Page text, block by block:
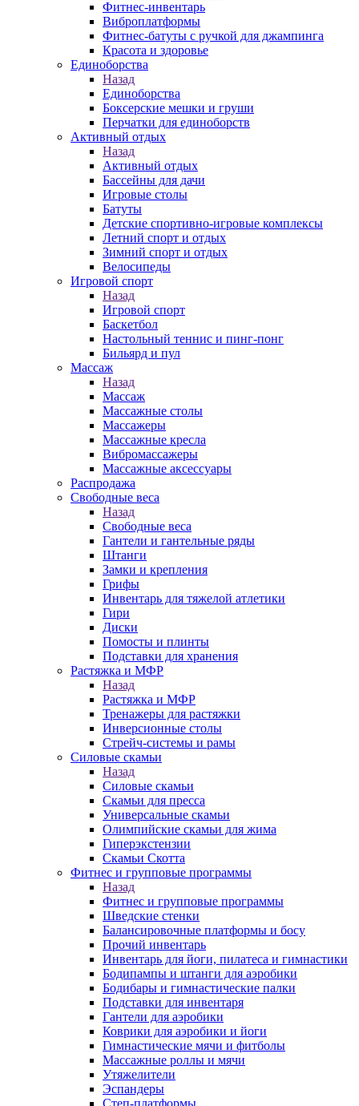
Фитнес-инвентарь
Виброплатформы
Фитнес-батуты с ручкой для джампинга
Красота и здоровье
Единоборства
Назад
Единоборства
Боксерские мешки и груши
Перчатки для единоборств
Активный отдых
Назад
Активный отдых
Бассейны для дачи
Игровые столы
Батуты
Детские спортивно-игровые комплексы
Летний спорт и отдых
Зимний спорт и отдых
Велосипеды
Игровой спорт
Назад
Игровой спорт
Баскетбол
Настольный теннис и пинг-понг
Бильярд и пул
Массаж
Назад
Массаж
Массажные столы
Массажеры
Массажные кресла
Вибромассажеры
Массажные аксессуары
Распродажа
Свободные веса
Назад
Свободные веса
Гантели и гантельные ряды
Штанги
Замки и крепления
Грифы
Инвентарь для тяжелой атлетики
Гири
Диски
Помосты и плинты
Подставки для хранения
Растяжка и МФР
Назад
Растяжка и МФР
Тренажеры для растяжки
Инверсионные столы
Стрейч-системы и рамы
Силовые скамьи
Назад
Силовые скамьи
Скамьи для пресса
Универсальные скамьи
Олимпийские скамьи для жима
Гиперэкстензии
Скамьи Скотта
Фитнес и групповые программы
Назад
Фитнес и групповые программы
Шведские стенки
Балансировочные платформы и босу
Прочий инвентарь
Инвентарь для йоги, пилатеса и гимнастики
Бодипампы и штанги для аэробики
Бодибары и гимнастические палки
Подставки для инвентаря
Гантели для аэробики
Коврики для аэробики и йоги
Гимнастические мячи и фитболы
Массажные роллы и мячи
Утяжелители
Эспандеры
Степ-платформы